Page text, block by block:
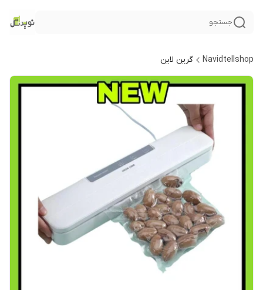
جستجو
Navidtellshop گرین لاین